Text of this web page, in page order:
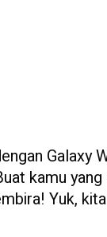
kamu
Yuk,